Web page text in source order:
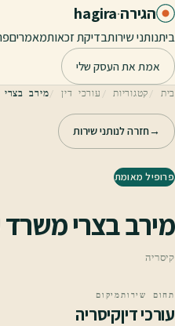
דלג לתוכן הראשי
הגירה·
hagira
ביתנותני שירותבדיקת זכאותמאמרים
אמת את העסק שלי
בית קטגוריות עורכי דין מירב בצרי
→חזרה לנותני שירות
פרופיל מאומת
מירב בצרי משרד
קיסריה
תחום שירות
עורכי דין
מיקום
קיסריה